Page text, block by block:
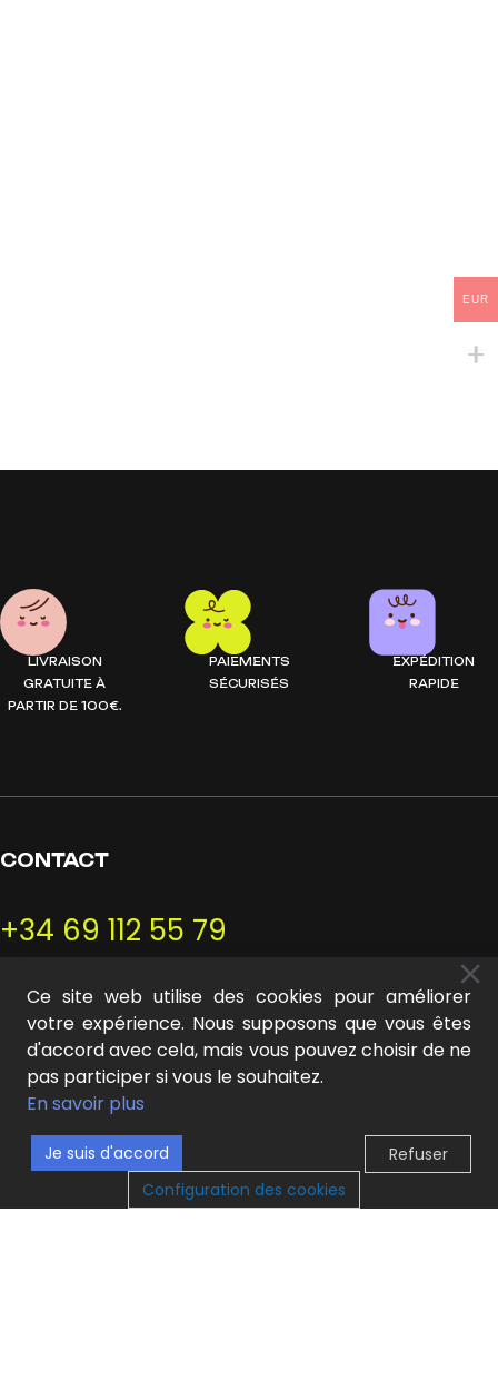
LIVRAISON
GRATUITE À
PARTIR DE 100€.
PAIEMENTS
SÉCURISÉS
EXPÉDITION
RAPIDE
CONTACT
+34 69 112 55 79
A propos de nous
Ce site web utilise des cookies pour améliorer
votre expérience. Nous supposons que vous êtes
d'accord avec cela, mais vous pouvez choisir de ne
pas participer si vous le souhaitez.
En savoir plus
Je suis d'accord
Refuser
Configuration des cookies
EUR
0
Mon compte